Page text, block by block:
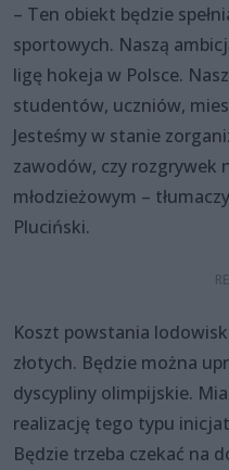
– Ten obiekt będzie
sportowych. Naszą
ligę hokeja w Polsce.
studentów, uczniów,
Jesteśmy w stanie
zawodów, czy rozgrywek
młodzieżowym –
Pluciński.
Koszt powstania
złotych. Będzie można
dyscypliny olimpijskie.
realizację tego typu
Będzie trzeba czekać na